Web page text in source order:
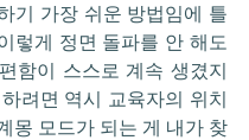
기 가장 쉬운 방법임에 틀
렇게 정면 돌파를 안 해도
함이 스스로 계속 생겼지
려면 역시 교육자의 위치
몽 모드가 되는 게 내가 찾